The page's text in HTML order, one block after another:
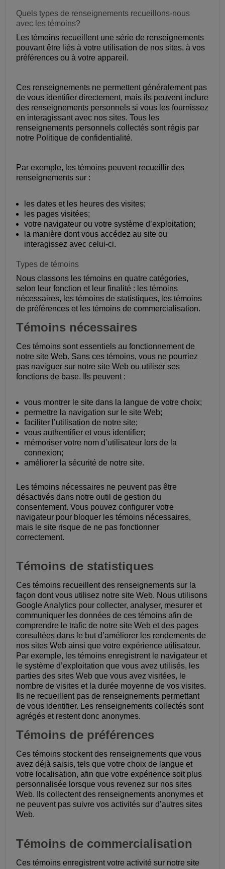
Quels types de renseignements recueillons-nous
avec les témoins?
Les témoins recueillent une série de renseignements
pouvant être liés à votre utilisation de nos sites, à vos
préférences ou à votre appareil.
Ces renseignements ne permettent généralement pas
de vous identifier directement, mais ils peuvent inclure
des renseignements personnels si vous les fournissez
en interagissant avec nos sites. Tous les
renseignements personnels collectés sont régis par
notre Politique de confidentialité.
Par exemple, les témoins peuvent recueillir des
renseignements sur :
les dates et les heures des visites;
les pages visitées;
votre navigateur ou votre système d’exploitation;
la manière dont vous accédez au site ou
interagissez avec celui-ci.
Types de témoins
Nous classons les témoins en quatre catégories,
selon leur fonction et leur finalité : les témoins
nécessaires, les témoins de statistiques, les témoins
de préférences et les témoins de commercialisation.
Témoins nécessaires
Ces témoins sont essentiels au fonctionnement de
notre site Web. Sans ces témoins, vous ne pourriez
pas naviguer sur notre site Web ou utiliser ses
fonctions de base. Ils peuvent :
vous montrer le site dans la langue de votre choix;
permettre la navigation sur le site Web;
faciliter l’utilisation de notre site;
vous authentifier et vous identifier;
mémoriser votre nom d’utilisateur lors de la
connexion;
améliorer la sécurité de notre site.
Les témoins nécessaires ne peuvent pas être
désactivés dans notre outil de gestion du
consentement. Vous pouvez configurer votre
navigateur pour bloquer les témoins nécessaires,
mais le site risque de ne pas fonctionner
correctement.
Témoins de statistiques
Ces témoins recueillent des renseignements sur la
façon dont vous utilisez notre site Web. Nous utilisons
Google Analytics pour collecter, analyser, mesurer et
communiquer les données de ces témoins afin de
comprendre le trafic de notre site Web et des pages
consultées dans le but d’améliorer les rendements de
nos sites Web ainsi que votre expérience utilisateur.
Par exemple, les témoins enregistrent le navigateur et
le système d’exploitation que vous avez utilisés, les
parties des sites Web que vous avez visitées, le
nombre de visites et la durée moyenne de vos visites.
Ils ne recueillent pas de renseignements permettant
de vous identifier. Les renseignements collectés sont
agrégés et restent donc anonymes.
Témoins de préférences
Ces témoins stockent des renseignements que vous
avez déjà saisis, tels que votre choix de langue et
votre localisation, afin que votre expérience soit plus
personnalisée lorsque vous revenez sur nos sites
Web. Ils collectent des renseignements anonymes et
ne peuvent pas suivre vos activités sur d’autres sites
Web.
Témoins de commercialisation
Ces témoins enregistrent votre activité sur notre site